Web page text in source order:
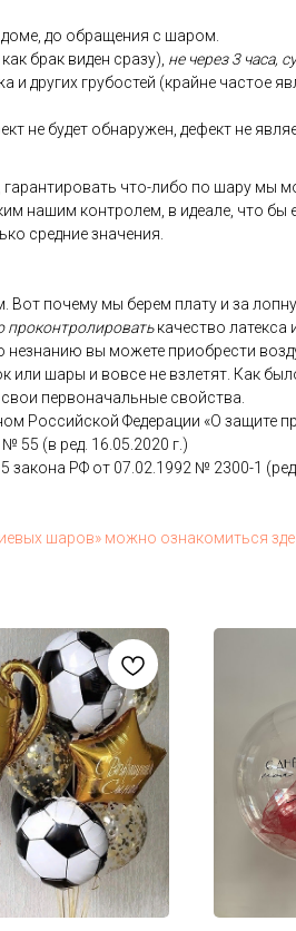
до об­ра­щения с ша­ром.
брак ви­ден сра­зу), не че­рез 3 ча­са,
дру­гих гру­бос­тей (край­не час­тое
не бу­дет об­на­ружен, де­фект не
что-ли­бо по ша­ру мы
на­шим кон­тро­лем, в иде­але, что
сред­ние зна­чения.
Вот по­чему мы бе­рем пла­ту и за
про­кон­тро­лиро­ватька­чес­тво
нез­на­нию вы мо­жете при­об­рести
или ша­ры и вов­се не взле­тят. Как
пер­во­началь­ные свой­ства.
Рос­сий­ской Фе­дера­ции «О за­щите
55 (в ред. 16.05.2020 г.)
РФ от 07.02.1992 № 2300-1
ша­ров» мож­но оз­на­комить­ся